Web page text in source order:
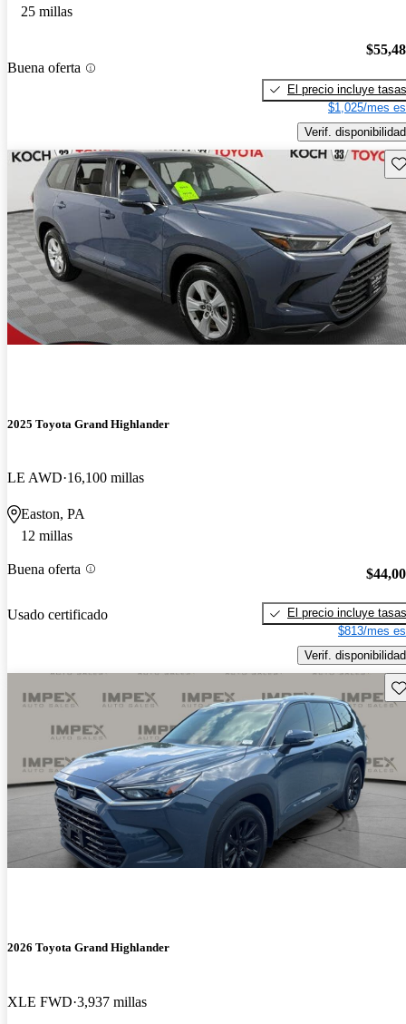
25 millas
Buena oferta
El precio incluye tasas
$1,025/mes
Verif. disponibilidad
2025 Toyota Grand Highlander
LE AWD 16,100 millas
Easton, PA
12 millas
Buena oferta
Usado certificado
El precio incluye tasas
$813/mes
Verif. disponibilidad
2026 Toyota Grand Highlander
XLE FWD 3,937 millas